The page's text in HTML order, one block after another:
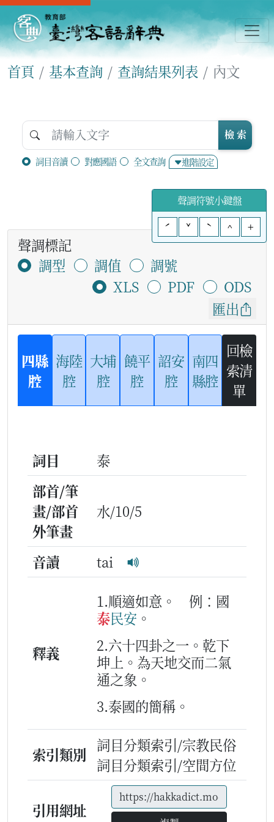
首頁 基本查詢 查詢結果列表 內文
詞目音讀 對應國語 全文查詢 進階設定
檢 索
聲調符號小鍵盤
ˊ
ˇ ˋ ^ +
聲調標記
調型
調值
調號
XLS
PDF
ODS
匯出
四縣
腔
海陸
腔
大埔
腔
饒平
腔
詔安
腔
南四
縣腔
回檢
索清
單
詞目
泰
部首/筆
畫/部首
外筆畫
水/10/5
音讀 tai
釋義
1.順適如意。
例：國
泰民安 。
2.六十四卦之一。乾下
坤上。為天地交而二氣
通之象。
3.泰國的簡稱。
索引類別 詞目分類索引/宗教民俗
詞目分類索引/空間方位
引用網址